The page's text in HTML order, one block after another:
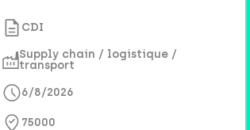
CDI
Supply chain / logistique /
transport
6/8/2026
75000